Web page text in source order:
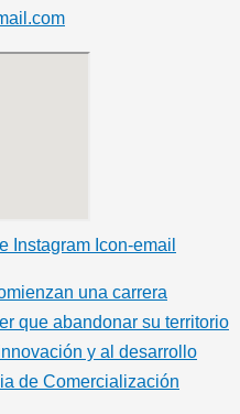
Instagram Icon-email
una carrera
que abandonar su territorio
y al desarrollo
de Comercialización